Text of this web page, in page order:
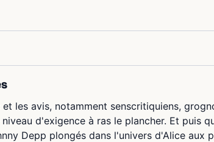
les avis, notamment senscritiquiens,
d'exigence à ras le plancher. Et puis
Depp plongés dans l'univers d'Alice aux